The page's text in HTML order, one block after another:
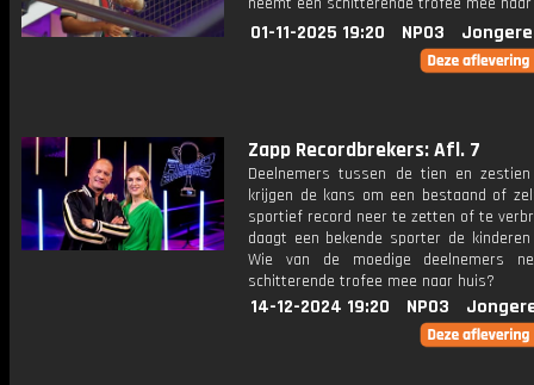
01-11-2025 19:20 NPO3
Zapp Recordbrekers: Afl. 7
Deelnemers tussen de tien en
krijgen de kans om een bestaand of
sportief record neer te zetten of te
daagt een bekende sporter de
Wie van de moedige deelnemers
schitterende trofee mee naar huis?
14-12-2024 19:20 NPO3